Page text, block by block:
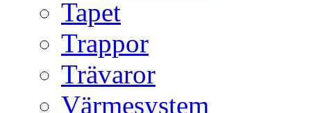
Tapet
Trappor
Trävaror
Värmesystem